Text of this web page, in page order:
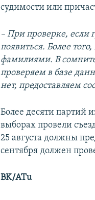
судимости или
– При проверке, если
появиться. Более
фамилиями. В
проверяем в базе
нет, предоставляем
Более десяти партий
выборах провели
25 августа должны
сентября должен
BK/ATu